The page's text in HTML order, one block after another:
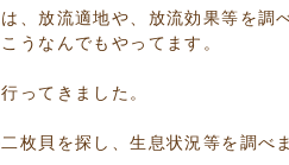
、放流適地や、放流効果等を調
うなんでもやってます。
ってきました。
枚貝を探し、生息状況等を調べ